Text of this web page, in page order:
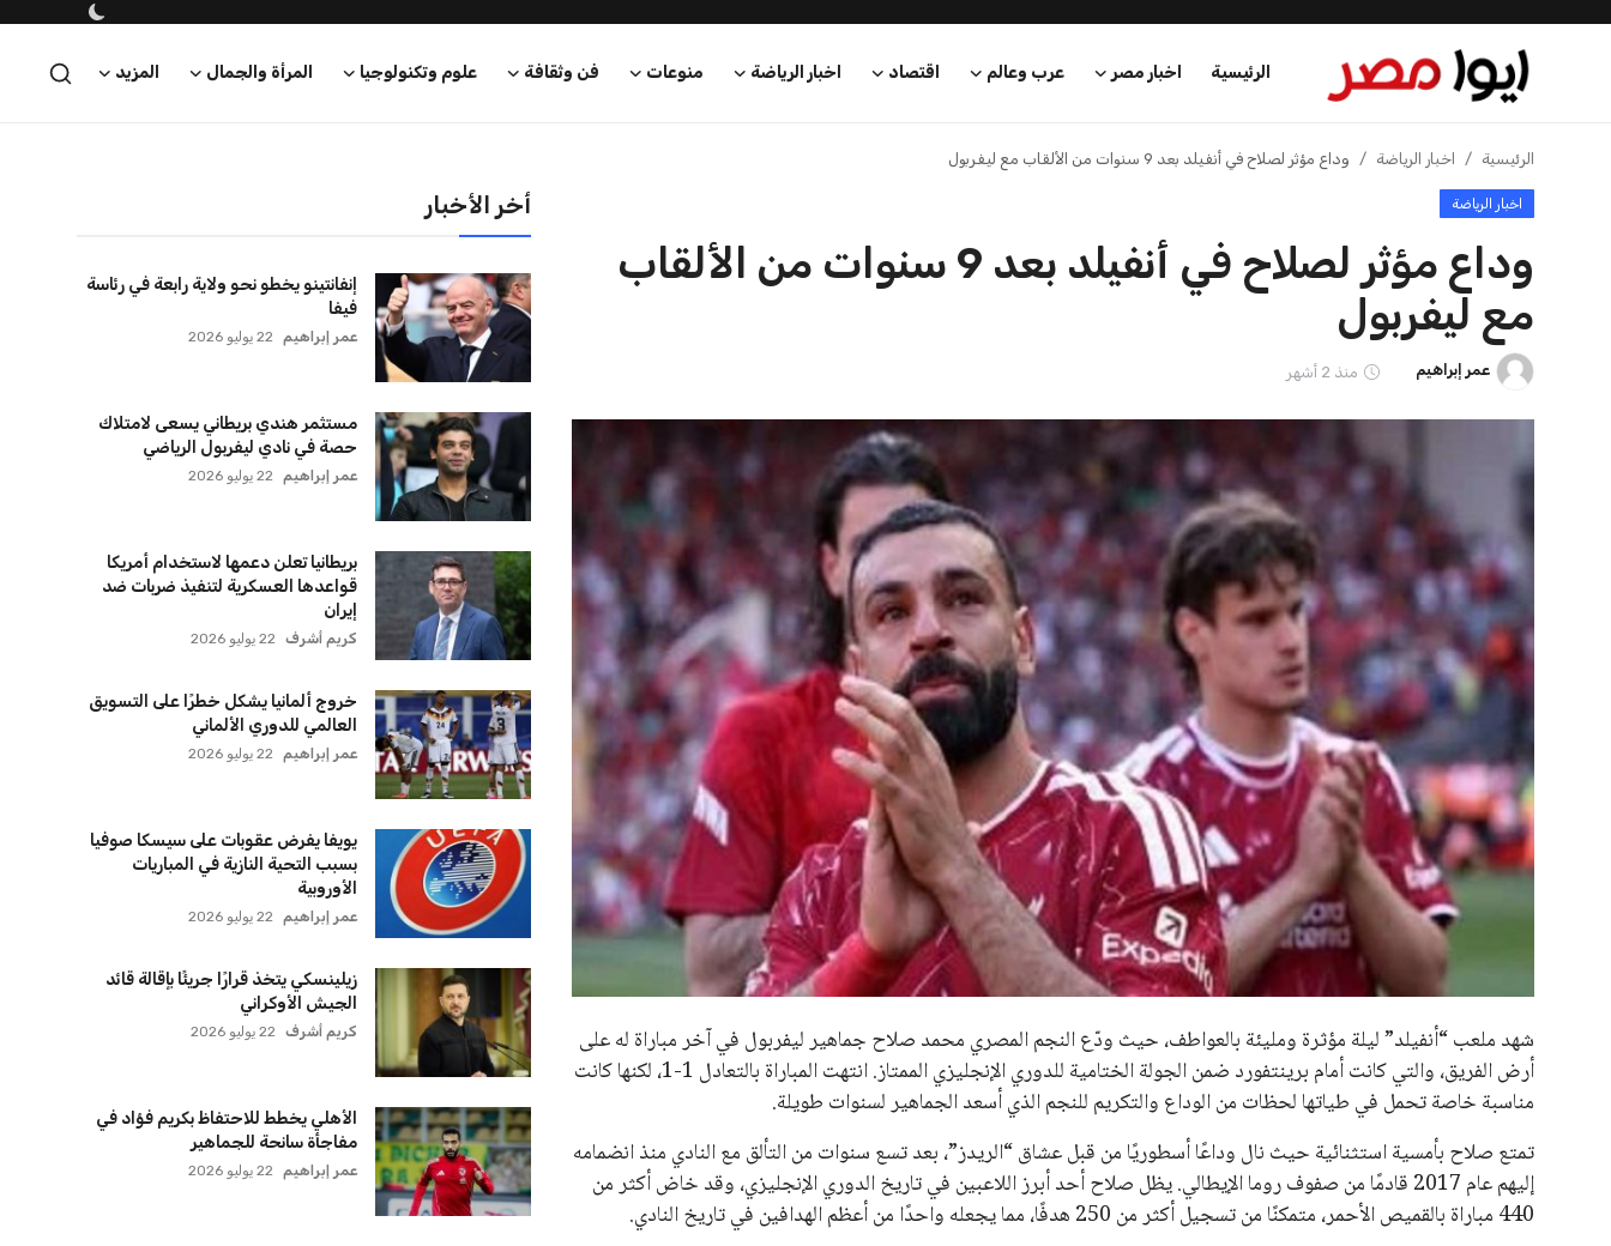
الرئيسية اخبار مصر عرب وعالم اقتصاد اخبار الرياضة منوعات فن وثقافة علوم وتكنولوجيا المرأة والجمال المزيد
الرئيسية
اخبار مصر
عرب وعالم
اخبار الرياضة
علوم وتكنولوجيا
المرأة والجمال
محافظات
الرئيسية اخبار الرياضة وداع مؤثر لصلاح في أنفيلد بعد 9 سنوات من الألقاب مع ليفربول
اخبار الرياضة
وداع مؤثر لصلاح في أنفيلد بعد 9 سنوات من الألقاب
مع ليفربول
عمر إبراهيم منذ 2 أشهر
شهد ملعب “أنفيلد” ليلة مؤثرة ومليئة بالعواطف، حيث ودّع النجم المصري محمد صلاح جماهير ليفربول في آخر مباراة له على
أرض الفريق، والتي كانت أمام برينتفورد ضمن الجولة الختامية للدوري الإنجليزي الممتاز. انتهت المباراة بالتعادل 1-1، لكنها كانت
مناسبة خاصة تحمل في طياتها لحظات من الوداع والتكريم للنجم الذي أسعد الجماهير لسنوات طويلة.
تمتع صلاح بأمسية استثنائية حيث نال وداعًا أسطوريًا من قبل عشاق “الريدز”، بعد تسع سنوات من التألق مع النادي منذ انضمامه
إليهم عام 2017 قادمًا من صفوف روما الإيطالي. يظل صلاح أحد أبرز اللاعبين في تاريخ الدوري الإنجليزي، وقد خاض أكثر من
440 مباراة بالقميص الأحمر، متمكنًا من تسجيل أكثر من 250 هدفًا، مما يجعله واحدًا من أعظم الهدافين في تاريخ النادي.
أخر الأخبار
إنفانتينو يخطو نحو ولاية رابعة في رئاسة
فيفا
عمر إبراهيم 22 يوليو 2026
مستثمر هندي بريطاني يسعى لامتلاك
حصة في نادي ليفربول الرياضي
عمر إبراهيم 22 يوليو 2026
بريطانيا تعلن دعمها لاستخدام أمريكا
قواعدها العسكرية لتنفيذ ضربات ضد
إيران
كريم أشرف 22 يوليو 2026
خروج ألمانيا يشكل خطرًا على التسويق
العالمي للدوري الألماني
عمر إبراهيم 22 يوليو 2026
يويفا يفرض عقوبات على سيسكا صوفيا
بسبب التحية النازية في المباريات
الأوروبية
عمر إبراهيم 22 يوليو 2026
زيلينسكي يتخذ قرارًا جريئًا بإقالة قائد
الجيش الأوكراني
كريم أشرف 22 يوليو 2026
الأهلي يخطط للاحتفاظ بكريم فؤاد في
مفاجأة سانحة للجماهير
عمر إبراهيم 22 يوليو 2026